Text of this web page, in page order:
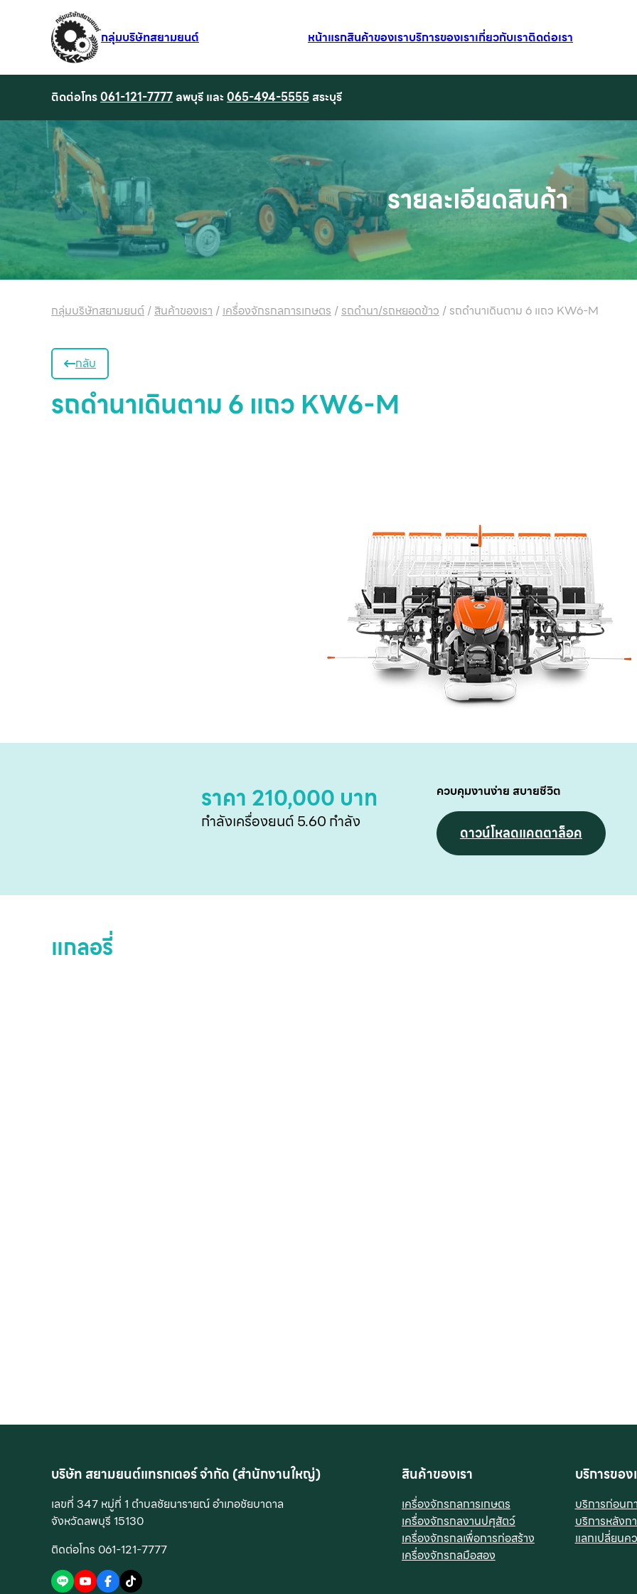
กลุ่มบริษัทสยามยนต์ หน้าแรกสินค้าของเราบริการของเราเกี่ยวกับเราติดต่อเรา
ติดต่อโทร061-121-7777 ลพบุรี และ 065-494-5555 สระบุรี
รายละเอียดสินค้า
กลุ่มบริษัทสยามยนต์ /สินค้าของเรา /เครื่องจักรกลการเกษตร /รถดำนา/รถหยอดข้าว / รถดำนาเดินตาม 6 แถว KW6-M
กลับ
รถดำนาเดินตาม 6 แถว KW6-M
ราคา 210,000 บาท
กำลังเครื่องยนต์ 5.60 กำลัง
ควบคุมงานง่าย สบายชีวิต
ดาวน์โหลดแคตตาล็อค
แกลอรี่
บริษัท สยามยนต์แทรกเตอร์ จำกัด (สำนักงานใหญ่)
เลขที่ 347 หมู่ที่ 1 ตำบลชัยนารายณ์ อำเภอชัยบาดาล
จังหวัดลพบุรี 15130
ติดต่อโทร 061-121-7777
สินค้าของเรา
เครื่องจักรกลการเกษตร
เครื่องจักรกลงานปศุสัตว์
เครื่องจักรกลเพื่อการก่อสร้าง
เครื่องจักรกลมือสอง
บริการของ
บริการก่อนก
บริการหลังก
แลกเปลี่ยนค